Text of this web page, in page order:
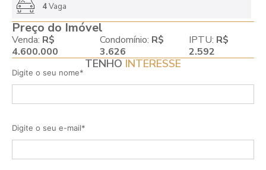
4Vaga
Preço do Imóvel
Venda: R$
4.600.000
Condomínio: R$
3.626
IPTU: R$
2.592
TENHO INTERESSE
Digite o seu nome*
Digite o seu e-mail*